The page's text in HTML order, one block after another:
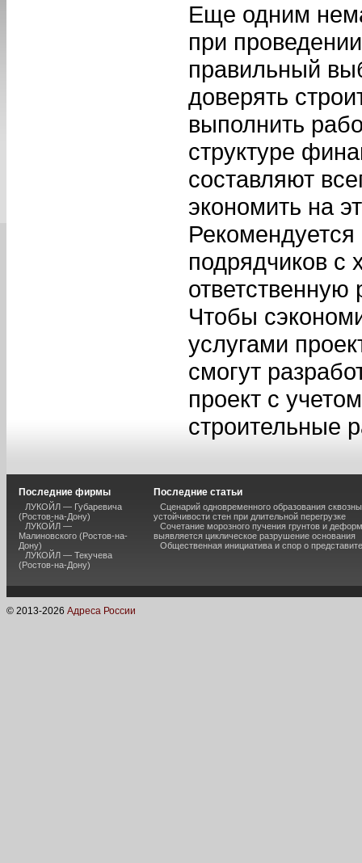
Еще одним
при
правильный
доверять
выполнить
структуре
составляют
экономить на
подрядчиков с
ответственную
Чтобы
услугами
смогут
проект с
строительные
Последние фирмы
ЛУКОЙЛ — Губаревича
(Ростов-на-Дону)
ЛУКОЙЛ —
Малиновского (Ростов-на-
Дону)
ЛУКОЙЛ — Текучева
(Ростов-на-Дону)
Последние статьи
Сценарий одновременного образования
устойчивости стен при длительной перегрузке
Сочетание морозного пучения грунтов и
выявляется циклическое разрушение основания
Общественная инициатива и спор о
© 2013-2026 Адреса России